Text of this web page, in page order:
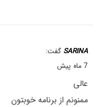
SARINA گفت:
7 ماه پیش
عالی
ممنونم از برنامه خوبتون